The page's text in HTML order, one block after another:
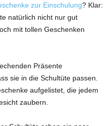
zur Einschulung? Klar:
natürlich nicht nur gut
mit tollen Geschenken
Präsente
sie in die Schultüte passen.
aufgelistet, die jedem
zaubern.